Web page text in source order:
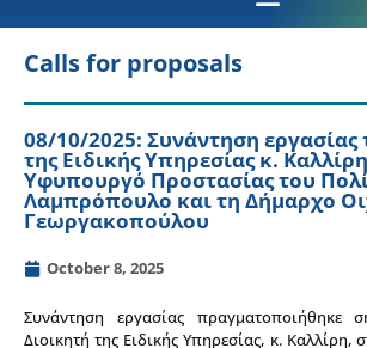
Calls for proposals
08/10/2025: Συνάντηση εργασίας
της Ειδικής Υπηρεσίας κ.
Υφυπουργό Προστασίας του
Λαμπρόπουλο και τη Δήμαρχο
Γεωργακοπούλου
October 8, 2025
Συνάντηση εργασίας πραγματοποιήθηκε
Διοικητή της Ειδικής Υπηρεσίας, κ. Καλλίρη,